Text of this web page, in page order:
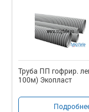
Труба ПП гофрир.
100м) Экопласт